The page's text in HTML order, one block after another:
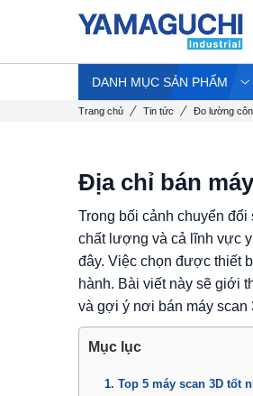
DANH MỤC SẢN PHẨM
Trang chủ Tin tức Đo lường
Địa chỉ bán
Trong bối cảnh chuyển
chất lượng và cả lĩnh vực
đây. Việc chọn được thiết
hành. Bài viết này sẽ giới
và gợi ý nơi bán máy scan
Mục lục
1. Top 5 máy scan 3D tốt